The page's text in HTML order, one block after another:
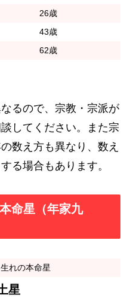
26歳
43歳
62歳
るので、宗教・宗派が
してください。また宗
数え方も異なり、数え
る場合もあります。
命星（年家九
れの本命星
星